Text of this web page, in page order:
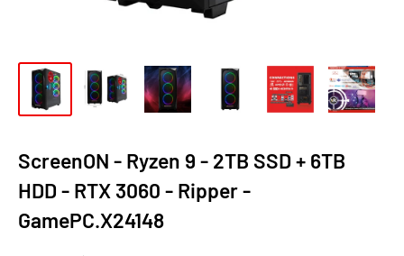
ScreenON - Ryzen 9 - 2TB SSD + 6TB
HDD - RTX 3060 - Ripper -
GamePC.X24148